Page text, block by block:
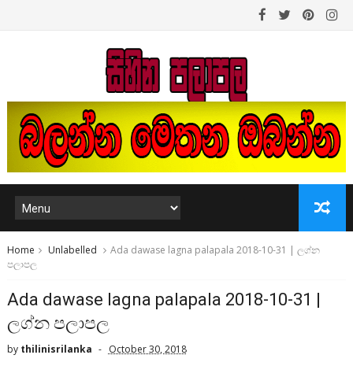
Home Unlabelled
Ada dawase lagna palapala 2018-10-31 | ලග්න
පලාපල
Ada dawase lagna palapala 2018-10-31 |
ලග්න පලාපල
by thilinisrilanka October 30, 2018